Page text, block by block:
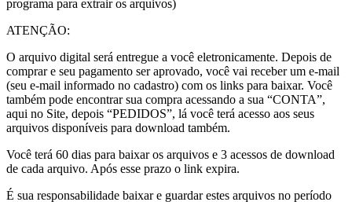
programa para extrair os arquivos)
ATENÇÃO:
O arquivo digital será entregue a você eletronicamente. Depois de
comprar e seu pagamento ser aprovado, você vai receber um e-mail
(seu e-mail informado no cadastro) com os links para baixar. Você
também pode encontrar sua compra acessando a sua “CONTA”,
aqui no Site, depois “PEDIDOS”, lá você terá acesso aos seus
arquivos disponíveis para download também.
Você terá 60 dias para baixar os arquivos e 3 acessos de download
de cada arquivo. Após esse prazo o link expira.
É sua responsabilidade baixar e guardar estes arquivos no período